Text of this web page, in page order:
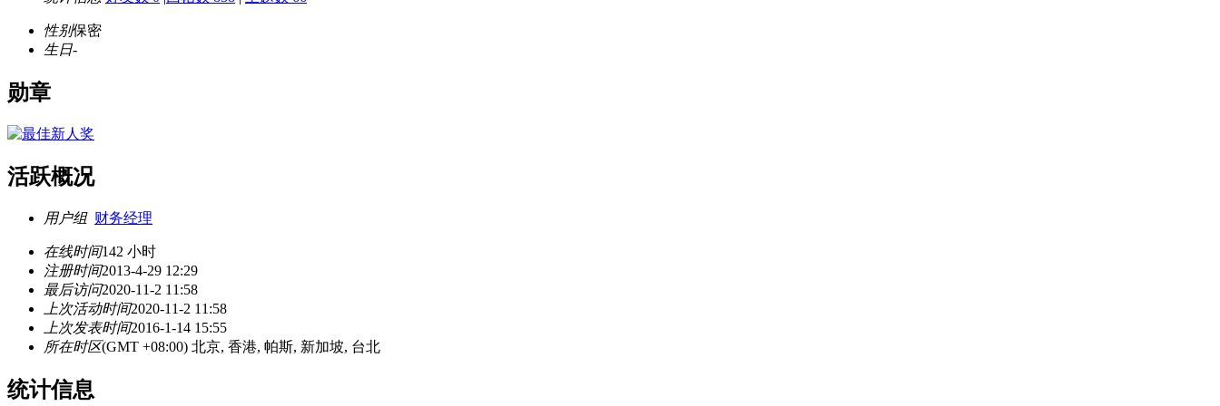
性别保密
生日-
勋章
活跃概况
用户组 财务经理
在线时间142 小时
注册时间2013-4-29 12:29
最后访问2020-11-2 11:58
上次活动时间2020-11-2 11:58
上次发表时间2016-1-14 15:55
所在时区(GMT +08:00) 北京, 香港, 帕斯, 新加坡, 台北
统计信息